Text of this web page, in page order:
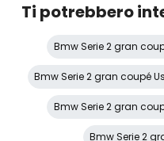
Ti potrebbero
Bmw Serie 2 gran
Bmw Serie 2 gran coupé
Bmw Serie 2 gran
Bmw Serie 2